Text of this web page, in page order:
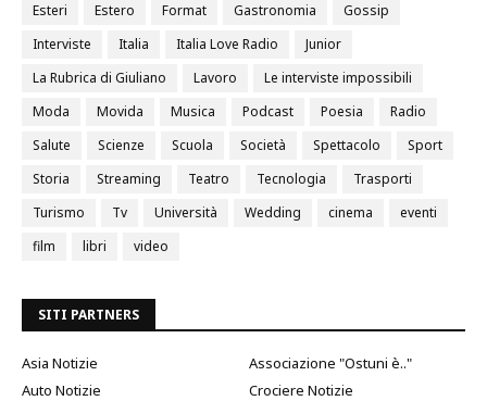
Esteri
Estero Format Gastronomia
Gossip
Interviste
Italia Italia Love Radio
Junior
La Rubrica di Giuliano
Lavoro
Le interviste impossibili
Moda
Movida Musica Podcast Poesia
Radio
Salute
Scienze Scuola Società Spettacolo
Sport
Storia
Streaming Teatro Tecnologia
Trasporti
Turismo
Tv Università Wedding cinema
eventi
film
libri video
SITI PARTNERS
Asia Notizie
Associazione "Ostuni è.."
Auto Notizie
Crociere Notizie